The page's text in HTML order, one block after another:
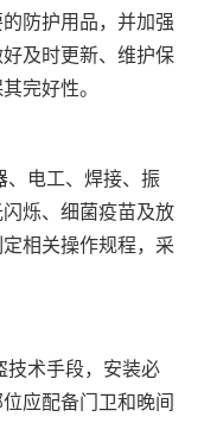
防护用品，并加强
及时更新、维护保
完好性。
、电工、焊接、振
烁、细菌疫苗及放
相关操作规程，采
技术手段，安装必
应配备门卫和晚间